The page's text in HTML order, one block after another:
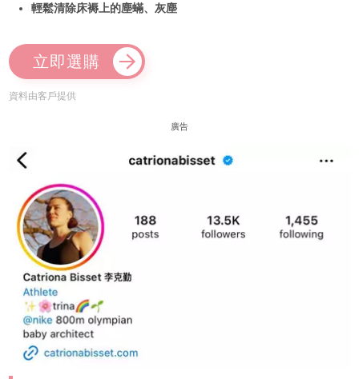
輕鬆清除床褥上的塵蟎、灰塵
立即選購
資料由客戶提供
廣告